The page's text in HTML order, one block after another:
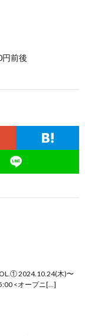
前後
2024.10.24(木)〜
<オープニ[…]